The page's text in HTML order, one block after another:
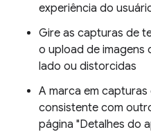
experiência do
Gire as capturas de
o upload de imagens
lado ou distorcidas
A marca em
consistente com
página "Detalhes do